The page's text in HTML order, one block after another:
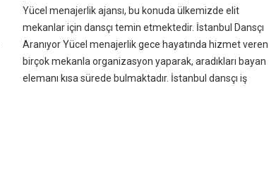
Yücel menajerlik ajansı, bu konuda ülkemizde elit
mekanlar için dansçı temin etmektedir. İstanbul Dansçı
Aranıyor Yücel menajerlik gece hayatında hizmet veren
birçok mekanla organizasyon yaparak, aradıkları bayan
elemanı kısa sürede bulmaktadır. İstanbul dansçı iş